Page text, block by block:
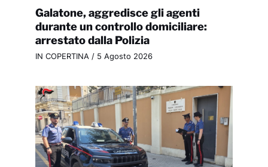
Galatone, aggredisce gli agenti
durante un controllo domiciliare:
arrestato dalla Polizia
IN COPERTINA / 5 Agosto 2026